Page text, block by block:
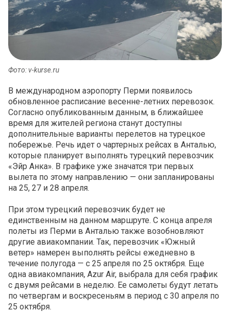
Фото: v-kurse.ru
В международном аэропорту Перми появилось
обновленное расписание весенне-летних перевозок.
Согласно опубликованным данным, в ближайшее
время для жителей региона станут доступны
дополнительные варианты перелетов на турецкое
побережье. Речь идет о чартерных рейсах в Анталью,
которые планирует выполнять турецкий перевозчик
«Эйр Анка». В графике уже значатся три первых
вылета по этому направлению — они запланированы
на 25, 27 и 28 апреля.
При этом турецкий перевозчик будет не
единственным на данном маршруте. С конца апреля
полеты из Перми в Анталью также возобновляют
другие авиакомпании. Так, перевозчик «Южный
ветер» намерен выполнять рейсы ежедневно в
течение полугода — с 25 апреля по 25 октября. Еще
одна авиакомпания, Azur Air, выбрала для себя график
с двумя рейсами в неделю. Ее самолеты будут летать
по четвергам и воскресеньям в период с 30 апреля по
25 октября.